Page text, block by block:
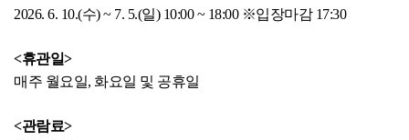
2026. 6. 10.(수) ~ 7. 5.(일) 10:00 ~ 18:00 ※입장마감 17:30
<휴관일>
매주 월요일, 화요일 및 공휴일
<관람료>